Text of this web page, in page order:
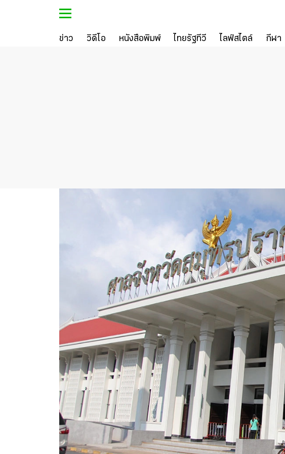
ข่าว วิดีโอ หนังสือพิมพ์ ไทยรัฐทีวี ไลฟ์สไตล์ กีฬา